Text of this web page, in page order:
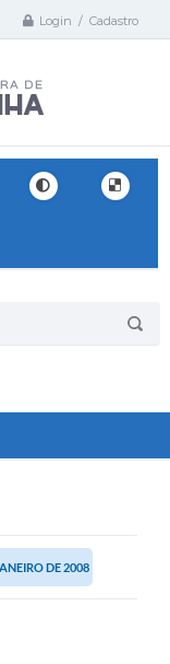
Login / Cadastro
DE 2008